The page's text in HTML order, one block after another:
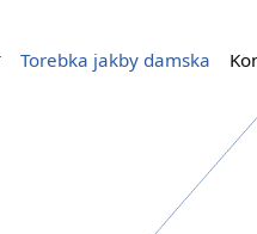
Torebka jakby damska